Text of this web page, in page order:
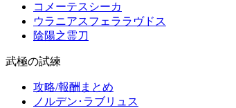
コメーテスシーカ
ウラニアスフェララヴドス
陰陽之霊刀
武極の試練
攻略/報酬まとめ
ノルデン･ラブリュス